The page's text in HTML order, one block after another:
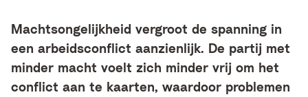
Machtsongelijkheid vergroot de spanning in
een arbeidsconflict aanzienlijk. De partij met
minder macht voelt zich minder vrij om het
conflict aan te kaarten, waardoor problemen